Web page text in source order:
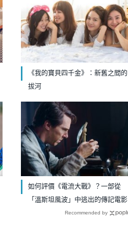
《我的寶貝四千金》：新舊之間的
拔河
如何評價《電流大戰》？一部從
「溫斯坦風波」中逃出的傳記電影
Recommended by